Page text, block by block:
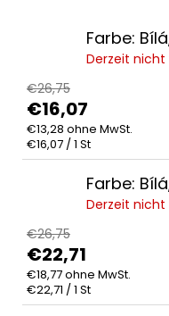
Farbe:
Derzeit
€26,75
€16,07
€13,28 ohne MwSt.
Verkaufspreis:
€16,07 / 1 St
Farbe:
Derzeit
€26,75
€22,71
€18,77 ohne MwSt.
Verkaufspreis:
€22,71 / 1 St